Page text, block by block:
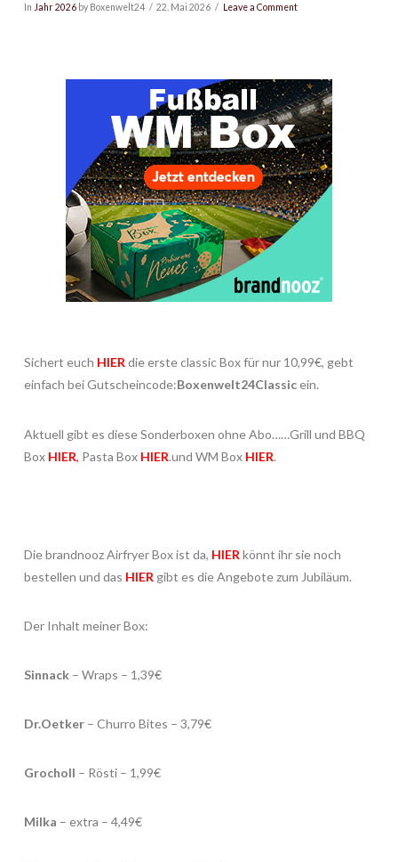
In Jahr 2026by Boxenwelt24 22. Mai 2026 Leave a Comment
Sichert euch HIERdie erste classic Box für nur 10,99€, gebt
einfach bei Gutscheincode:Boxenwelt24Classicein.
Aktuell gibt es diese Sonderboxen ohne Abo……Grill und BBQ
Box HIER, Pasta Box HIER.und WM Box HIER.
Die brandnooz Airfryer Box ist da, HIER könnt ihr sie noch
bestellen und das HIER gibt es die Angebote zum Jubiläum.
Der Inhalt meiner Box:
Sinnack– Wraps – 1,39€
Dr.Oetker– Churro Bites – 3,79€
Grocholl – Rösti – 1,99€
Milka – extra – 4,49€